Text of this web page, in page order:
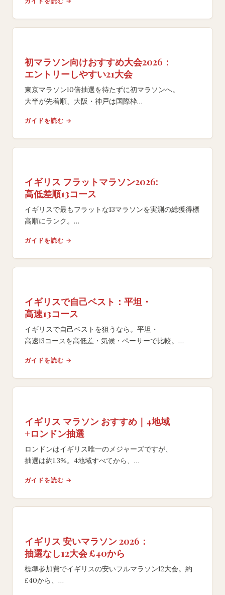
初マラソン向けおすすめ大会2026：
エントリーしやすい21大会
東京マラソン10倍抽選を待たずに初マラソンへ。
大半が先着順、大阪・神戸は国際枠
（ホノルルは無制限）、国内外21大会を厳選。
ガイドを読む →
イギリス フラットマラソン2026:
高低差順13コース
イギリスで最もフラットな13マラソンを実測の総獲得標
高順にランク。
海外で自己ベストを狙う日本人ランナー向けに速いコー
ガイドを読む →
イギリスで自己ベスト：平坦・
高速13コース
イギリスで自己ベストを狙うなら。平坦・
高速13コースを高低差・気候・ペーサーで比較。
GFA戦略も解説。
ガイドを読む →
イギリス マラソン おすすめ｜4地域
+ロンドン抽選
ロンドンはイギリス唯一のメジャーズですが、
抽選は約1.3%。4地域すべてから、
比較し、目的に合う大会を選べます。
ガイドを読む →
イギリス 安いマラソン 2026：
抽選なし12大会 £40から
標準参加費でイギリスの安いフルマラソン12大会。約
£40から、